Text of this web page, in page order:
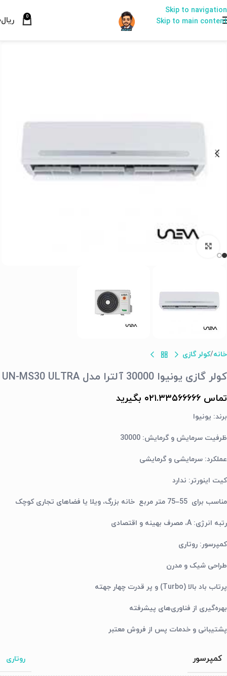
Skip to navigation
Skip to main content
0 ریال
خانه کولر گازی
کولر گازی یونیوا 30000 آلترا مدل UN-MS30 ULTRA
تماس ۰۲۱.۳۳۵۶۶۶۶۶ بگیرید
برند: یونیوا
ظرفیت سرمایش و گرمایش: 30000
عملکرد: سرمایشی و گرمایشی
کیت اینورتر: ندارد
مناسب برای 55–75 متر مربع خانه بزرگ، ویلا یا فضاهای تجاری کوچک
رتبه انرژی: A، مصرف بهینه و اقتصادی
کمپرسور: روتاری
طراحی شیک و مدرن
پرتاب باد بالا (Turbo) و پر قدرت چهار جهته
بهره‌گیری از فناوری‌های پیشرفته
پشتیبانی و خدمات پس از فروش معتبر
کمپرسور روتاری